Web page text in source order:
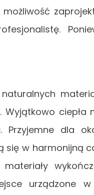
ciepła
Przyjemne dla
się w harmonijną
urządzone